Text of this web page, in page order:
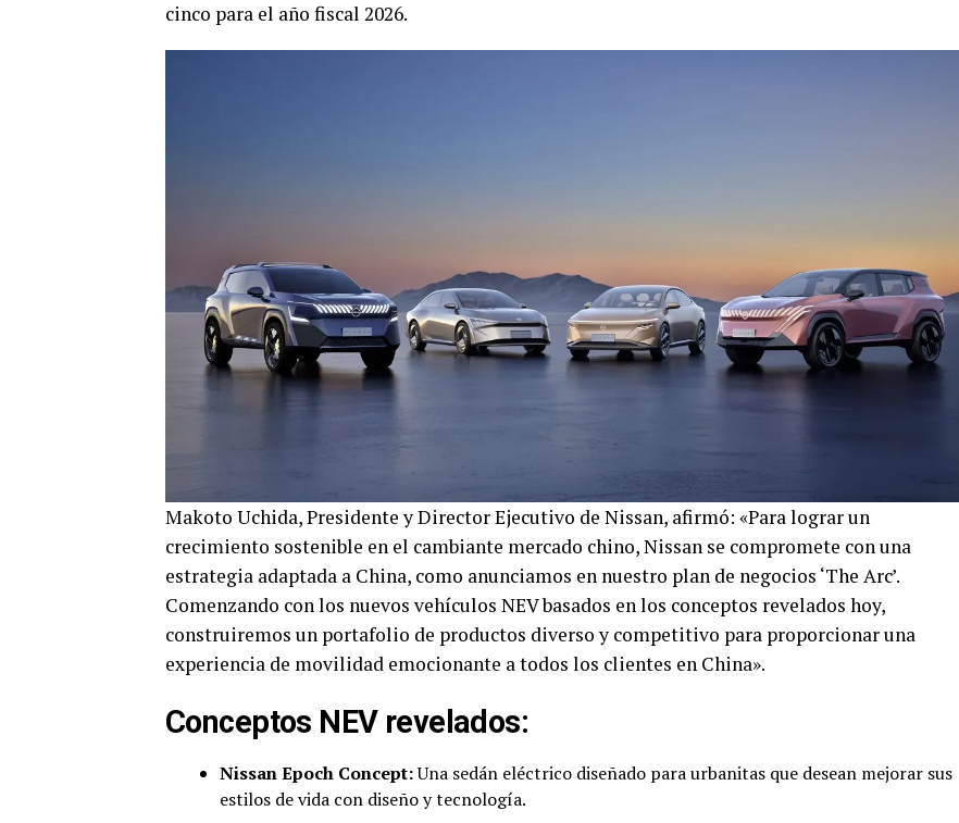
cinco para el año fiscal 2026.
Makoto Uchida, Presidente y Director Ejecutivo de Nissan, afirmó: «Para lograr un
crecimiento sostenible en el cambiante mercado chino, Nissan se compromete con una
estrategia adaptada a China, como anunciamos en nuestro plan de negocios ‘The Arc’.
Comenzando con los nuevos vehículos NEV basados en los conceptos revelados hoy,
construiremos un portafolio de productos diverso y competitivo para proporcionar una
experiencia de movilidad emocionante a todos los clientes en China».
Conceptos NEV revelados:
Nissan Epoch Concept:Una sedán eléctrico diseñado para urbanitas que desean mejorar sus
estilos de vida con diseño y tecnología.